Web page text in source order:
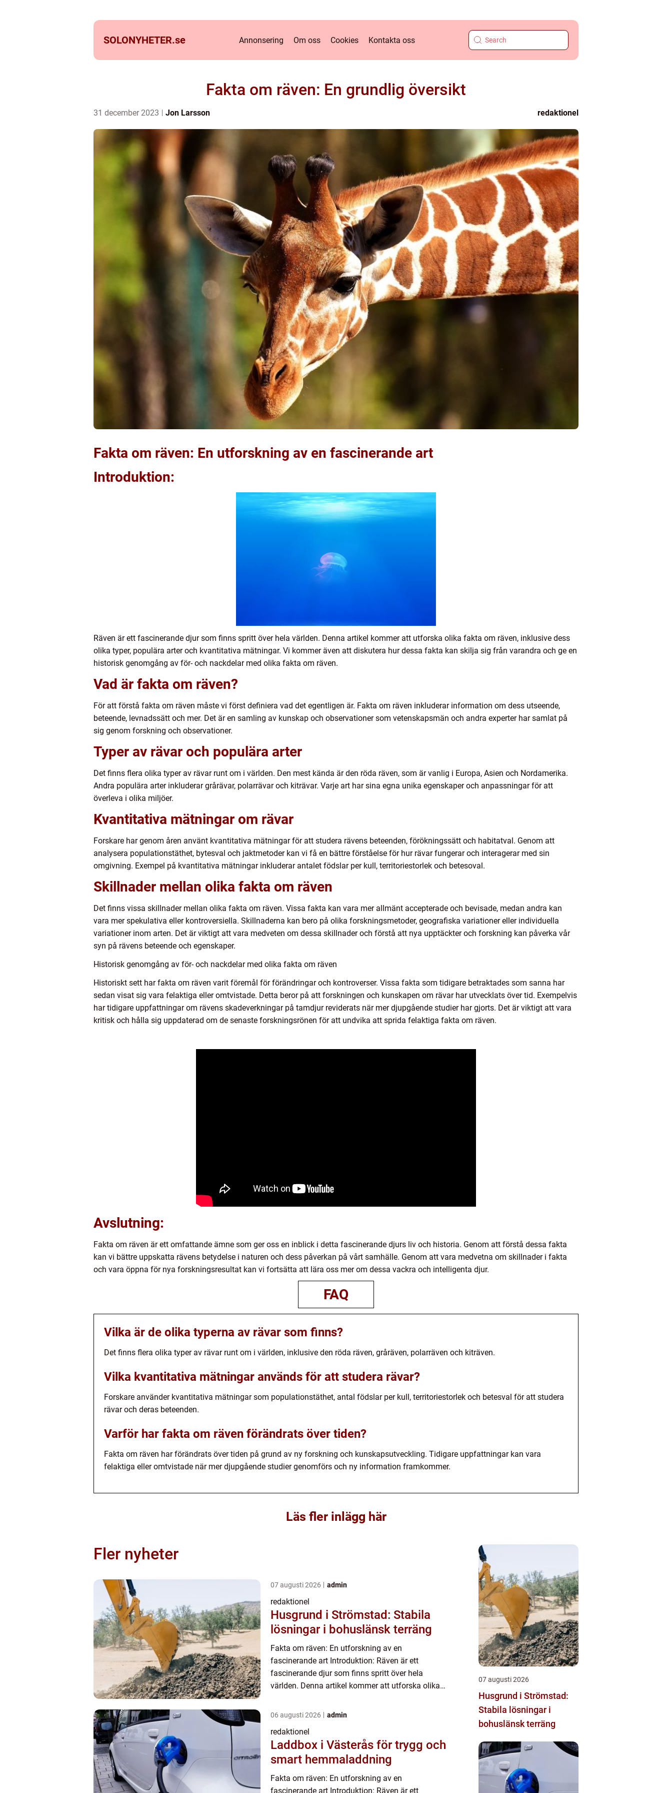
SOLONYHETER.se Annonsering Om oss Cookies Kontakta oss
Fakta om räven: En grundlig översikt
31 december 2023 Jon Larsson redaktionel
Fakta om räven: En utforskning av en fascinerande art
Introduktion:
Räven är ett fascinerande djur som finns spritt över hela världen. Denna artikel kommer att utforska olika fakta om räven, inklusive dess
olika typer, populära arter och kvantitativa mätningar. Vi kommer även att diskutera hur dessa fakta kan skilja sig från varandra och ge en
historisk genomgång av för- och nackdelar med olika fakta om räven.
Vad är fakta om räven?
För att förstå fakta om räven måste vi först definiera vad det egentligen är. Fakta om räven inkluderar information om dess utseende,
beteende, levnadssätt och mer. Det är en samling av kunskap och observationer som vetenskapsmän och andra experter har samlat på
sig genom forskning och observationer.
Typer av rävar och populära arter
Det finns flera olika typer av rävar runt om i världen. Den mest kända är den röda räven, som är vanlig i Europa, Asien och Nordamerika.
Andra populära arter inkluderar grårävar, polarrävar och kiträvar. Varje art har sina egna unika egenskaper och anpassningar för att
överleva i olika miljöer.
Kvantitativa mätningar om rävar
Forskare har genom åren använt kvantitativa mätningar för att studera rävens beteenden, förökningssätt och habitatval. Genom att
analysera populationstäthet, bytesval och jaktmetoder kan vi få en bättre förståelse för hur rävar fungerar och interagerar med sin
omgivning. Exempel på kvantitativa mätningar inkluderar antalet födslar per kull, territoriestorlek och betesoval.
Skillnader mellan olika fakta om räven
Det finns vissa skillnader mellan olika fakta om räven. Vissa fakta kan vara mer allmänt accepterade och bevisade, medan andra kan
vara mer spekulativa eller kontroversiella. Skillnaderna kan bero på olika forskningsmetoder, geografiska variationer eller individuella
variationer inom arten. Det är viktigt att vara medveten om dessa skillnader och förstå att nya upptäckter och forskning kan påverka vår
syn på rävens beteende och egenskaper.
Historisk genomgång av för- och nackdelar med olika fakta om räven
Historiskt sett har fakta om räven varit föremål för förändringar och kontroverser. Vissa fakta som tidigare betraktades som sanna har
sedan visat sig vara felaktiga eller omtvistade. Detta beror på att forskningen och kunskapen om rävar har utvecklats över tid. Exempelvis
har tidigare uppfattningar om rävens skadeverkningar på tamdjur reviderats när mer djupgående studier har gjorts. Det är viktigt att vara
kritisk och hålla sig uppdaterad om de senaste forskningsrönen för att undvika att sprida felaktiga fakta om räven.
Avslutning:
Fakta om räven är ett omfattande ämne som ger oss en inblick i detta fascinerande djurs liv och historia. Genom att förstå dessa fakta
kan vi bättre uppskatta rävens betydelse i naturen och dess påverkan på vårt samhälle. Genom att vara medvetna om skillnader i fakta
och vara öppna för nya forskningsresultat kan vi fortsätta att lära oss mer om dessa vackra och intelligenta djur.
FAQ
Vilka är de olika typerna av rävar som finns?
Det finns flera olika typer av rävar runt om i världen, inklusive den röda räven, gråräven, polarräven och kiträven.
Vilka kvantitativa mätningar används för att studera rävar?
Forskare använder kvantitativa mätningar som populationstäthet, antal födslar per kull, territoriestorlek och betesval för att studera
rävar och deras beteenden.
Varför har fakta om räven förändrats över tiden?
Fakta om räven har förändrats över tiden på grund av ny forskning och kunskapsutveckling. Tidigare uppfattningar kan vara
felaktiga eller omtvistade när mer djupgående studier genomförs och ny information framkommer.
Läs fler inlägg här
Fler nyheter
07 augusti 2026 admin
redaktionel
Husgrund i Strömstad: Stabila
lösningar i bohuslänsk terräng
Fakta om räven: En utforskning av en
fascinerande art Introduktion: Räven är ett
fascinerande djur som finns spritt över hela
världen. Denna artikel kommer att utforska olika
populära arter och kvantitativa...
06 augusti 2026 admin
redaktionel
Laddbox i Västerås för trygg och
smart hemmaladdning
Fakta om räven: En utforskning av en
fascinerande art Introduktion: Räven är ett
07 augusti 2026
Husgrund i Strömstad:
Stabila lösningar i
bohuslänsk terräng